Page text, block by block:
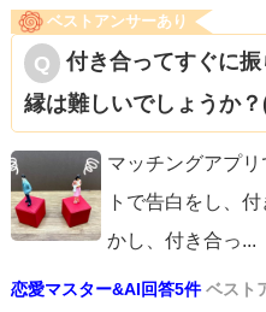
ベストアンサーあり
付き合ってすぐに
縁は難しいでしょうか？
マッチングアプ
トで告白をし、
かし、付き合っ...
恋愛マスター&AI回答5件 ベスト